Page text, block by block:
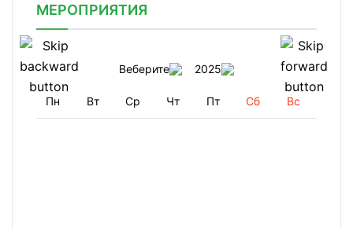
МЕРОПРИЯТИЯ
Веберите 2025
Пн Вт Ср Чт Пт Сб Вс